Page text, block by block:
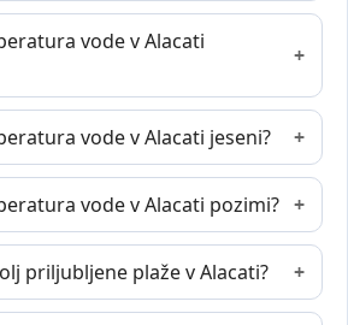
vode v Alacati
vode v Alacati jeseni?
vode v Alacati pozimi?
priljubljene plaže v Alacati?